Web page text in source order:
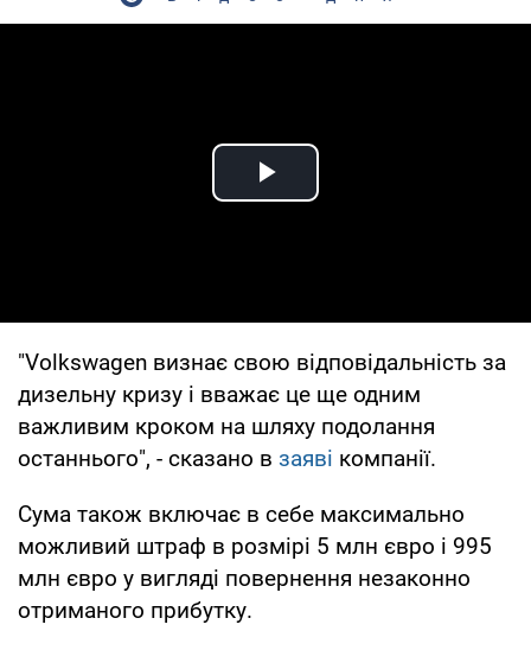
Play Video
"Volkswagen визнає свою відповідальність за
дизельну кризу і вважає це ще одним
важливим кроком на шляху подолання
останнього", - сказано в заяві компанії.
Сума також включає в себе максимально
можливий штраф в розмірі 5 млн євро і 995
млн євро у вигляді повернення незаконно
отриманого прибутку.